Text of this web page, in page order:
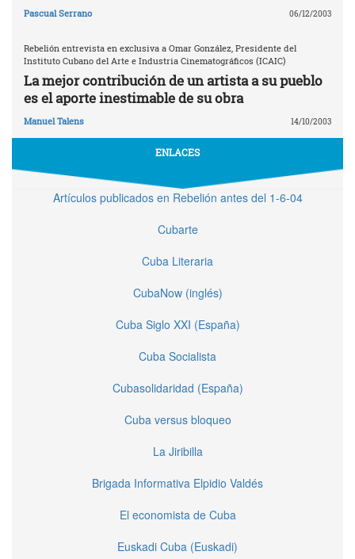
Pascual Serrano 06/12/2003
Rebelión entrevista en exclusiva a Omar González, Presidente del
Instituto Cubano del Arte e Industria Cinematográficos (ICAIC)
La mejor contribución de un artista a su pueblo
es el aporte inestimable de su obra
Manuel Talens 14/10/2003
ENLACES
Artículos publicados en Rebelión antes del 1-6-04
Cubarte
Cuba Literaria
CubaNow (inglés)
Cuba Siglo XXI (España)
Cuba Socialista
Cubasolidaridad (España)
Cuba versus bloqueo
La Jiribilla
Brigada Informativa Elpidio Valdés
El economista de Cuba
Euskadi Cuba (Euskadi)